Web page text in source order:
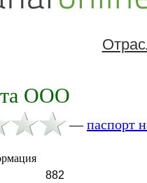
ООО
—паспорт
882